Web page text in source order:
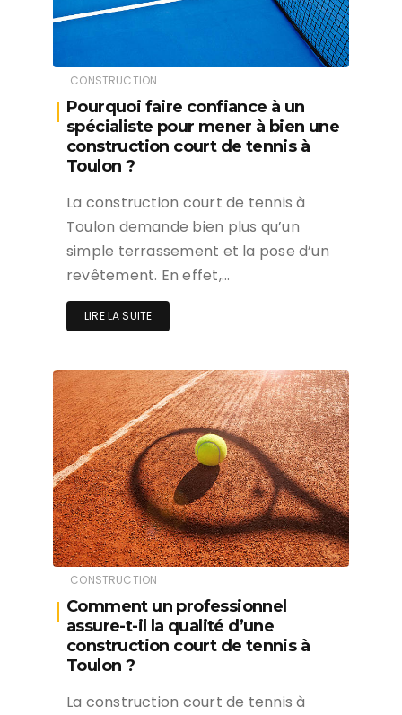
CONSTRUCTION
Pourquoi faire confiance à un
spécialiste pour mener à bien une
construction court de tennis à
Toulon ?
La construction court de tennis à
Toulon demande bien plus qu’un
simple terrassement et la pose d’un
revêtement. En effet,…
LIRE LA SUITE
CONSTRUCTION
Comment un professionnel
assure-t-il la qualité d’une
construction court de tennis à
Toulon ?
La construction court de tennis à